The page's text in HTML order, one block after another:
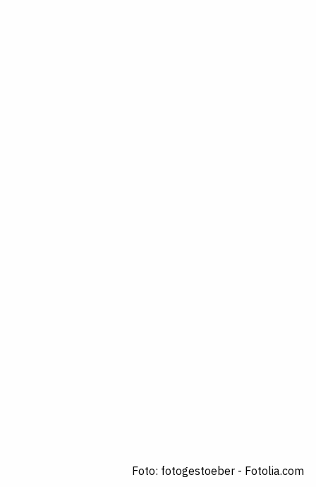
Foto: fotogestoeber - Fotolia.com